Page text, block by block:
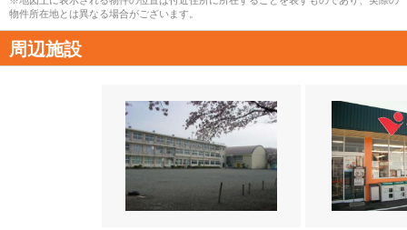
物件所在地とは異なる場合がございます。
周辺施設